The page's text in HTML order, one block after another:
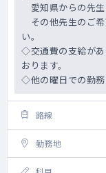
愛知県からの先生
その他先生のご
い。
◇交通費の支給があ
おります。
◇他の曜日での勤務
路線
勤務地